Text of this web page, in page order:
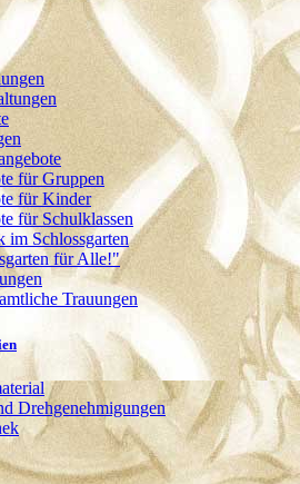
für Gruppen
für Kinder
für Schulklassen
im Schlossgarten
für Alle!"
Trauungen
Drehgenehmigungen